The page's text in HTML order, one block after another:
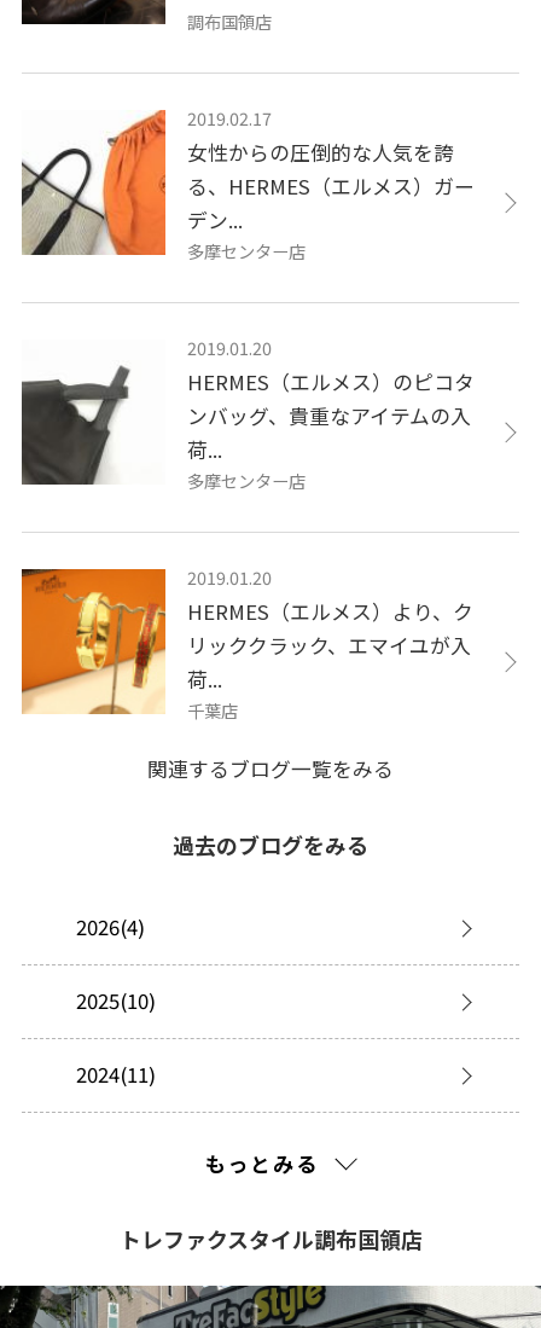
調布国領店
2019.02.17
女性からの圧倒的な人気を誇
る、HERMES（エルメス）ガー
デン...
多摩センター店
2019.01.20
HERMES（エルメス）のピコタ
ンバッグ、貴重なアイテムの入
荷...
多摩センター店
2019.01.20
HERMES（エルメス）より、ク
リッククラック、エマイユが入
荷...
千葉店
関連するブログ一覧をみる
過去のブログをみる
2026(4)
2025(10)
2024(11)
2021(201)
もっとみる
トレファクスタイル調布国領店